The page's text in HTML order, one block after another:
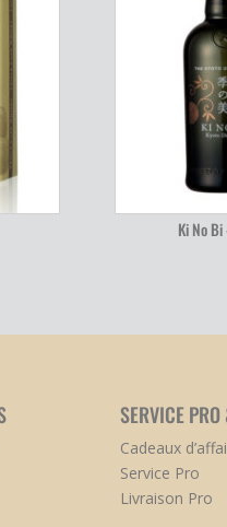
Ki No
SERVICE
Cadeaux
Service Pro
Livraison Pro